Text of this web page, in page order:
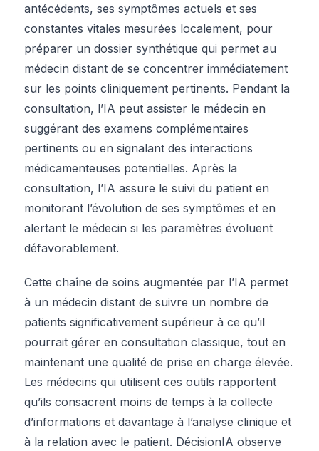
antécédents, ses symptômes actuels et ses
constantes vitales mesurées localement, pour
préparer un dossier synthétique qui permet au
médecin distant de se concentrer immédiatement
sur les points cliniquement pertinents. Pendant la
consultation, l’IA peut assister le médecin en
suggérant des examens complémentaires
pertinents ou en signalant des interactions
médicamenteuses potentielles. Après la
consultation, l’IA assure le suivi du patient en
monitorant l’évolution de ses symptômes et en
alertant le médecin si les paramètres évoluent
défavorablement.
Cette chaîne de soins augmentée par l’IA permet
à un médecin distant de suivre un nombre de
patients significativement supérieur à ce qu’il
pourrait gérer en consultation classique, tout en
maintenant une qualité de prise en charge élevée.
Les médecins qui utilisent ces outils rapportent
qu’ils consacrent moins de temps à la collecte
d’informations et davantage à l’analyse clinique et
à la relation avec le patient. DécisionIA observe